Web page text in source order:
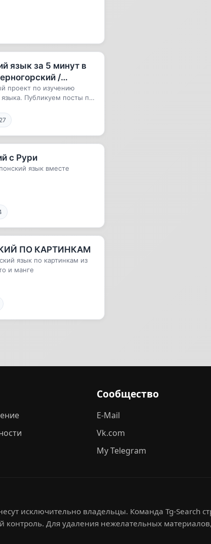
язык за 5 минут в
/
/ Хорватский
jезик | Srpsk
проект по изучению
языка. Публикуем посты по
с Рури
язык вместе
ПО КАРТИНКАМ
язык по картинкам из
и манге
Сообщество
E-Mail
Vk.com
My Telegram
исключительно владельцы. Команда Tg-Search
Для удаления нежелательных